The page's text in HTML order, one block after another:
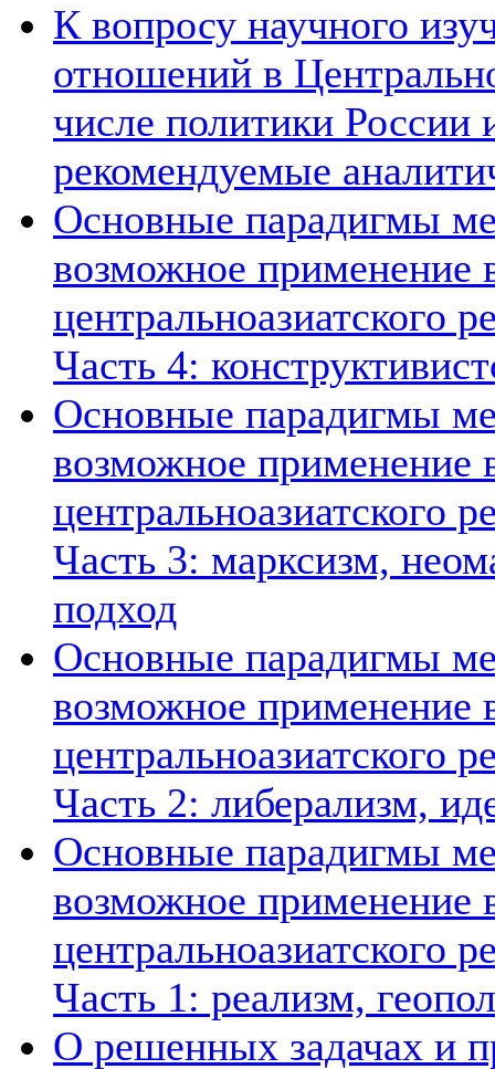
К вопросу научного
отношений в
числе политики России
рекомендуемые
Основные парадигмы
возможное применение
центральноазиатского
Часть 4:
Основные парадигмы
возможное применение
центральноазиатского
Часть 3: марксизм,
подход
Основные парадигмы
возможное применение
центральноазиатского
Часть 2: либерализм,
Основные парадигмы
возможное применение
центральноазиатского
Часть 1: реализм,
О решенных задачах и